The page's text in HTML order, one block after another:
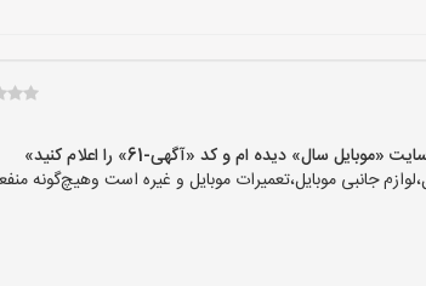
سال» دیده ام و کد «آگهی-61» را اعلام کنید»
جانبی موبایل،تعمیرات موبایل و غیره است وهیچ‌گونه